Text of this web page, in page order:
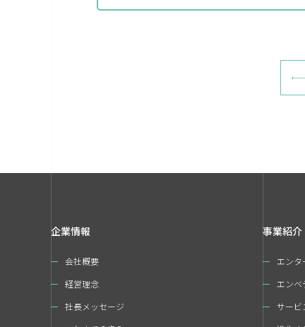
企業情報
会社概要
経営理念
社長メッセージ
事業紹介
エンタ
エンベ
サービ